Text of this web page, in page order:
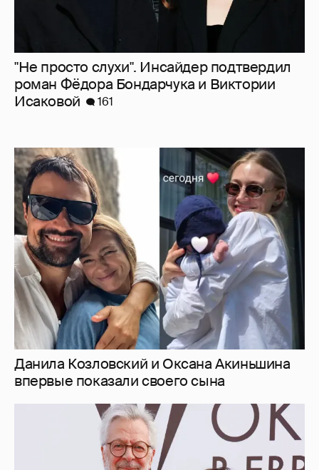
"Не просто слухи". Инсайдер подтвердил
роман Фёдора Бондарчука и Виктории
Исаковой
161
Данила Козловский и Оксана Акиньшина
впервые показали своего сына